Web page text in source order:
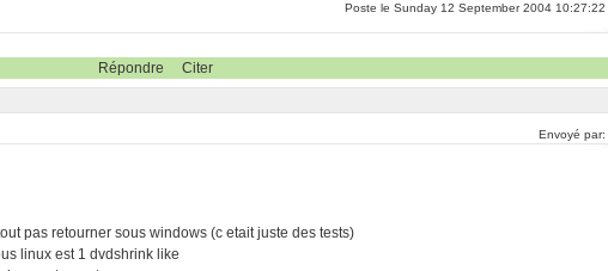
Poste le Sunday 12 September 2004 10:27:22
Répondre Citer
Envoyé par:
pas retourner sous windows (c etait juste des tests)
linux est 1 dvdshrink like